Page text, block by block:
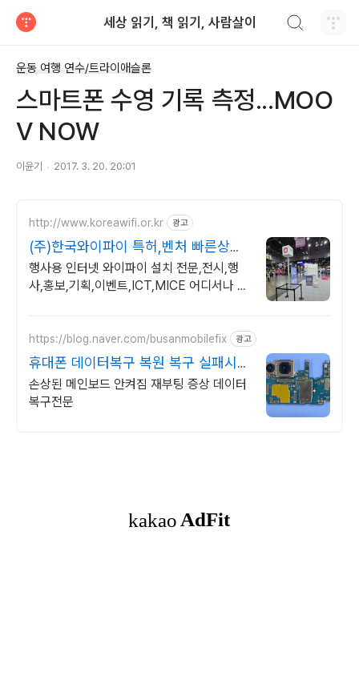
세상 읽기, 책 읽기, 사람살이
운동 여행 연수/트라이애슬론
스마트폰 수영 기록 측정...MOO
V NOW
이윤기 2017. 3. 20. 20:01
http://www.koreawifi.or.kr 광고
(주)한국와이파이 특허,벤처 빠른상담
가능
행사용 인터넷 와이파이 설치 전문,전시,행
사,홍보,기획,이벤트,ICT,MICE 어디서나 끊
https://blog.naver.com/busanmobilefix 광고
휴대폰 데이터복구 복원 복구 실패시
비용 무료
손상된 메인보드 안켜짐 재부팅 증상 데이터
복구전문